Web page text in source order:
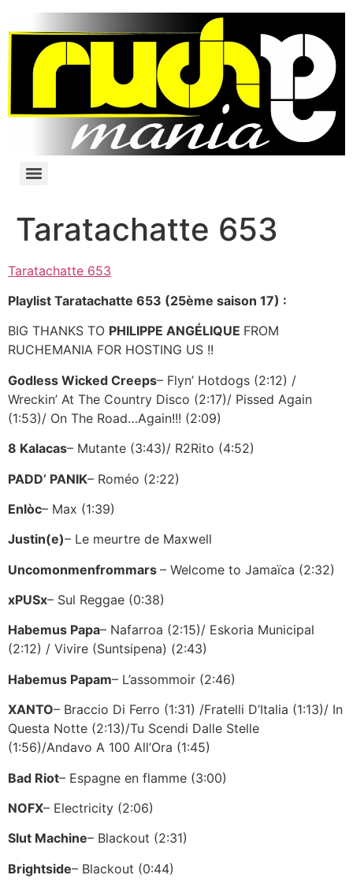
Taratachatte 653
Taratachatte 653
Playlist Taratachatte 653 (25ème saison 17) :
BIG THANKS TO PHILIPPE ANGÉLIQUE FROM
RUCHEMANIA FOR HOSTING US !!
Godless Wicked Creeps– Flyn’ Hotdogs (2:12) /
Wreckin’ At The Country Disco (2:17)/ Pissed Again
(1:53)/ On The Road…Again!!! (2:09)
8 Kalacas– Mutante (3:43)/ R2Rito (4:52)
PADD’ PANIK– Roméo (2:22)
Enlòc– Max (1:39)
Justin(e)– Le meurtre de Maxwell
Uncomonmenfrommars – Welcome to Jamaïca (2:32)
xPUSx– Sul Reggae (0:38)
Habemus Papa– Nafarroa (2:15)/ Eskoria Municipal
(2:12) / Vivire (Suntsipena) (2:43)
Habemus Papam– L’assommoir (2:46)
XANTO– Braccio Di Ferro (1:31) /Fratelli D’Italia (1:13)/ In
Questa Notte (2:13)/Tu Scendi Dalle Stelle
(1:56)/Andavo A 100 All’Ora (1:45)
Bad Riot– Espagne en flamme (3:00)
NOFX– Electricity (2:06)
Slut Machine– Blackout (2:31)
Brightside– Blackout (0:44)